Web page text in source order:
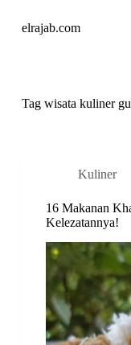
kelrajab.com
Tagwisata kuliner
Kuliner
16 Makanan
Kelezatannya!